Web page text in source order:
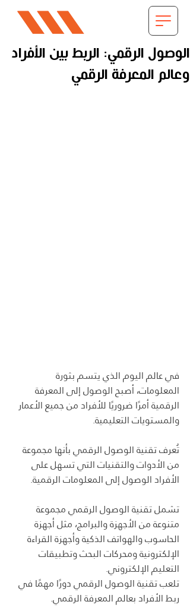
الوصول الرقمي: الربط بين الأفراد
وعالم المعرفة الرقمي
في عالم اليوم الذي يتسم بثورة
المعلومات، أصبح الوصول إلى المعرفة
الرقمية أمرًا ضروريًا للأفراد من جميع الأعمار
والمستويات التعليمية.
تُعرف تقنية الوصول الرقمي بأنها مجموعة
من الأدوات والتقنيات التي تسهل على
الأفراد الوصول إلى المعلومات الرقمية.
تشمل تقنية الوصول الرقمي مجموعة
متنوعة من الأجهزة والبرامج، مثل أجهزة
الحاسوب والهواتف الذكية وأجهزة القراءة
الإلكترونية ومحركات البحث وتطبيقات
التعليم الإلكتروني.
تلعب تقنية الوصول الرقمي دورًا مهمًا في
ربط الأفراد بعالم المعرفة الرقمي.